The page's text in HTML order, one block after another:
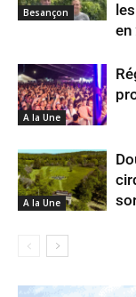
Besançon
en
A la Une
A la Une